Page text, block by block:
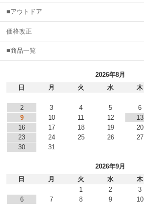
■アウトドア
価格改正
■商品一覧
2026年8月
日
月 火 水 木
2
3 4 5 6
9
10 11 12 13
16
17 18 19 20
23
24 25 26 27
30
31
2026年9月
日
月 火 水 木
1
2 3
6
7 8 9 10